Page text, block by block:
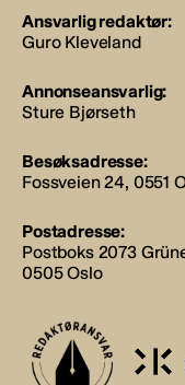
Ansvarlig redaktør:
Guro Kleveland
Annonseansvarlig:
Sture Bjørseth
Besøksadresse:
Fossveien 24, 0551
Postadresse:
Postboks 2073
0505 Oslo